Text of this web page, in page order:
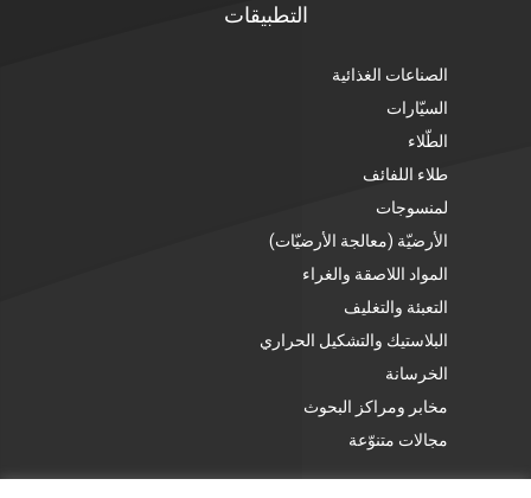
التطبيقات
الصناعات الغذائية
السيّارات
الطّلاء
طلاء اللفائف
لمنسوجات
الأرضيّة (معالجة الأرضيّات)
المواد اللاصقة والغراء
التعبئة والتغليف
البلاستيك والتشكيل الحراري
الخرسانة
مخابر ومراكز البحوث
مجالات متنوّعة